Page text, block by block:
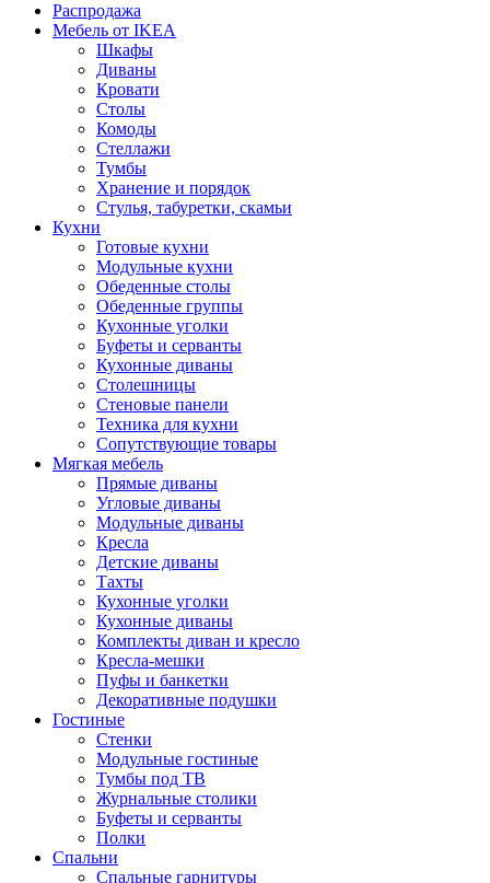
Распродажа
Мебель от IKEA
Шкафы
Диваны
Кровати
Столы
Комоды
Стеллажи
Тумбы
Хранение и порядок
Стулья, табуретки, скамьи
Кухни
Готовые кухни
Модульные кухни
Обеденные столы
Обеденные группы
Кухонные уголки
Буфеты и серванты
Кухонные диваны
Столешницы
Стеновые панели
Техника для кухни
Сопутствующие товары
Мягкая мебель
Прямые диваны
Угловые диваны
Модульные диваны
Кресла
Детские диваны
Тахты
Кухонные уголки
Кухонные диваны
Комплекты диван и кресло
Кресла-мешки
Пуфы и банкетки
Декоративные подушки
Гостиные
Стенки
Модульные гостиные
Тумбы под ТВ
Журнальные столики
Буфеты и серванты
Полки
Спальни
Спальные гарнитуры